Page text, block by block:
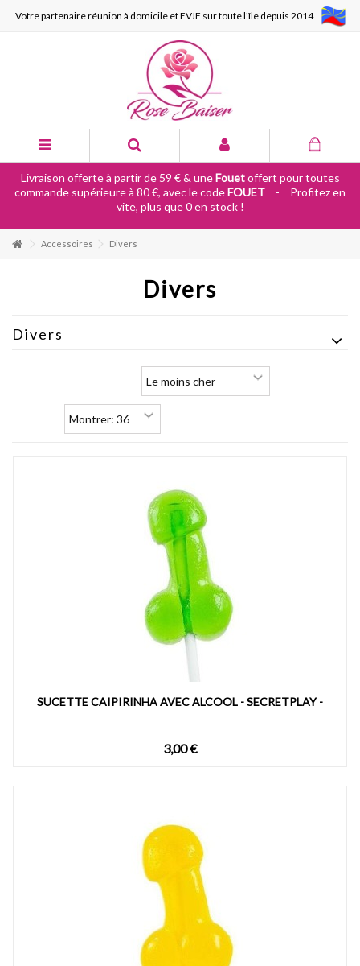
Votre partenaire réunion à domicile et EVJF sur toute l'île depuis 2014
Livraison offerte à partir de 59 € & uneFouetoffert pour toutes
commande supérieure à 80 €, avec le codeFOUET -
Profitez en
vite, plus que 0 en stock !
Accessoires Divers
Divers
Divers
SUCETTE CAIPIRINHA AVEC ALCOOL - SECRETPLAY -
3,00 €